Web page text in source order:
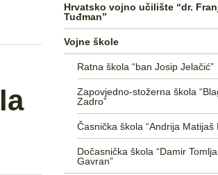
Hrvatsko vojno učilište “dr.
Tuđman”
Vojne škole
Ratna škola “ban Josip Jelačić”
Zapovjedno-stožerna škola
Zadro”
Časnička škola “Andrija Matijaš
Dočasnička škola “Damir
Gavran”